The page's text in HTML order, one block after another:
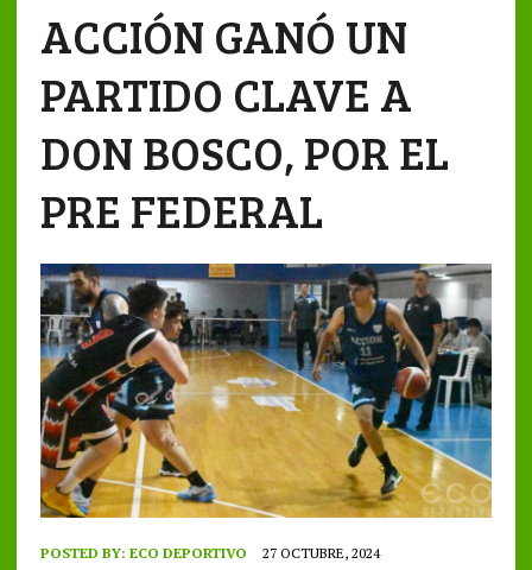
ACCIÓN GANÓ UN
PARTIDO CLAVE A
DON BOSCO, POR EL
PRE FEDERAL
POSTED BY: ECO DEPORTIVO 27 OCTUBRE, 2024